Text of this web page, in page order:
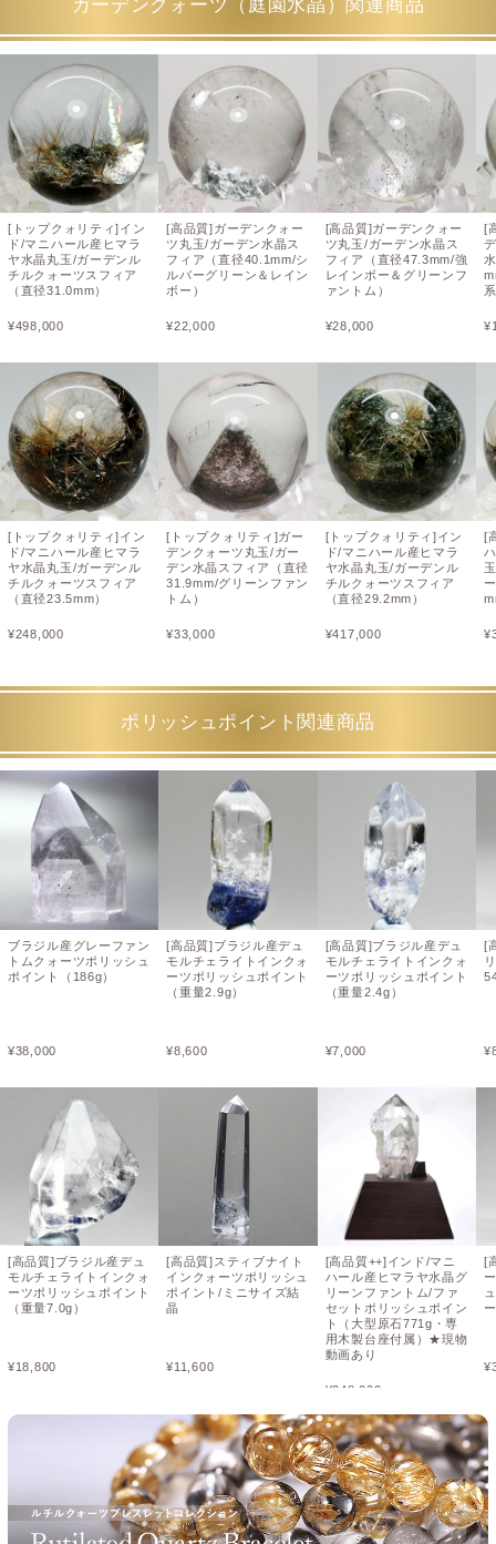
ガーデンクォーツ（庭園水晶）関連商品
[トップクォリティ]イン
ド/マニハール産ヒマラ
ヤ水晶丸玉/ガーデンル
チルクォーツスフィア
（直径31.0mm）
¥498,000
[トップクォリティ]イン
ド/マニハール産ヒマラ
ヤ水晶丸玉/ガーデンル
チルクォーツスフィア
（直径23.5mm）
¥248,000
[高品質]ガーデンクォー
ツ丸玉/ガーデン水晶ス
フィア（直径40.1mm/シ
ルバーグリーン＆レイン
ボー）
¥22,000
[トップクォリティ]ガー
デンクォーツ丸玉/ガー
デン水晶スフィア（直径
31.9mm/グリーンファン
トム）
¥33,000
[高品質]ガーデンクォー
ツ丸玉/ガーデン水晶ス
フィア（直径47.3mm/強
レインボー＆グリーンフ
ァントム）
¥28,000
[トップクォリティ]イン
ド/マニハール産ヒマラ
ヤ水晶丸玉/ガーデンル
チルクォーツスフィア
（直径29.2mm）
¥417,000
[
¥
[
¥
ポリッシュポイント関連商品
ブラジル産グレーファン
トムクォーツポリッシュ
ポイント（186g）
¥38,000
[高品質]ブラジル産デュ
モルチェライトインクォ
ーツポリッシュポイント
（重量7.0g）
¥18,800
[高品質]ブラジル産デュ
モルチェライトインクォ
ーツポリッシュポイント
（重量2.9g）
¥8,600
[高品質]スティブナイト
インクォーツポリッシュ
ポイント/ミニサイズ結
晶
¥11,600
[高品質]ブラジル産デュ
モルチェライトインクォ
ーツポリッシュポイント
（重量2.4g）
¥7,000
[高品質++]インド/マニ
ハール産ヒマラヤ水晶グ
リーンファントム/ファ
セットポリッシュポイン
ト（大型原石771g・専
用木製台座付属）★現物
動画あり
¥248,000
[
¥
[
¥